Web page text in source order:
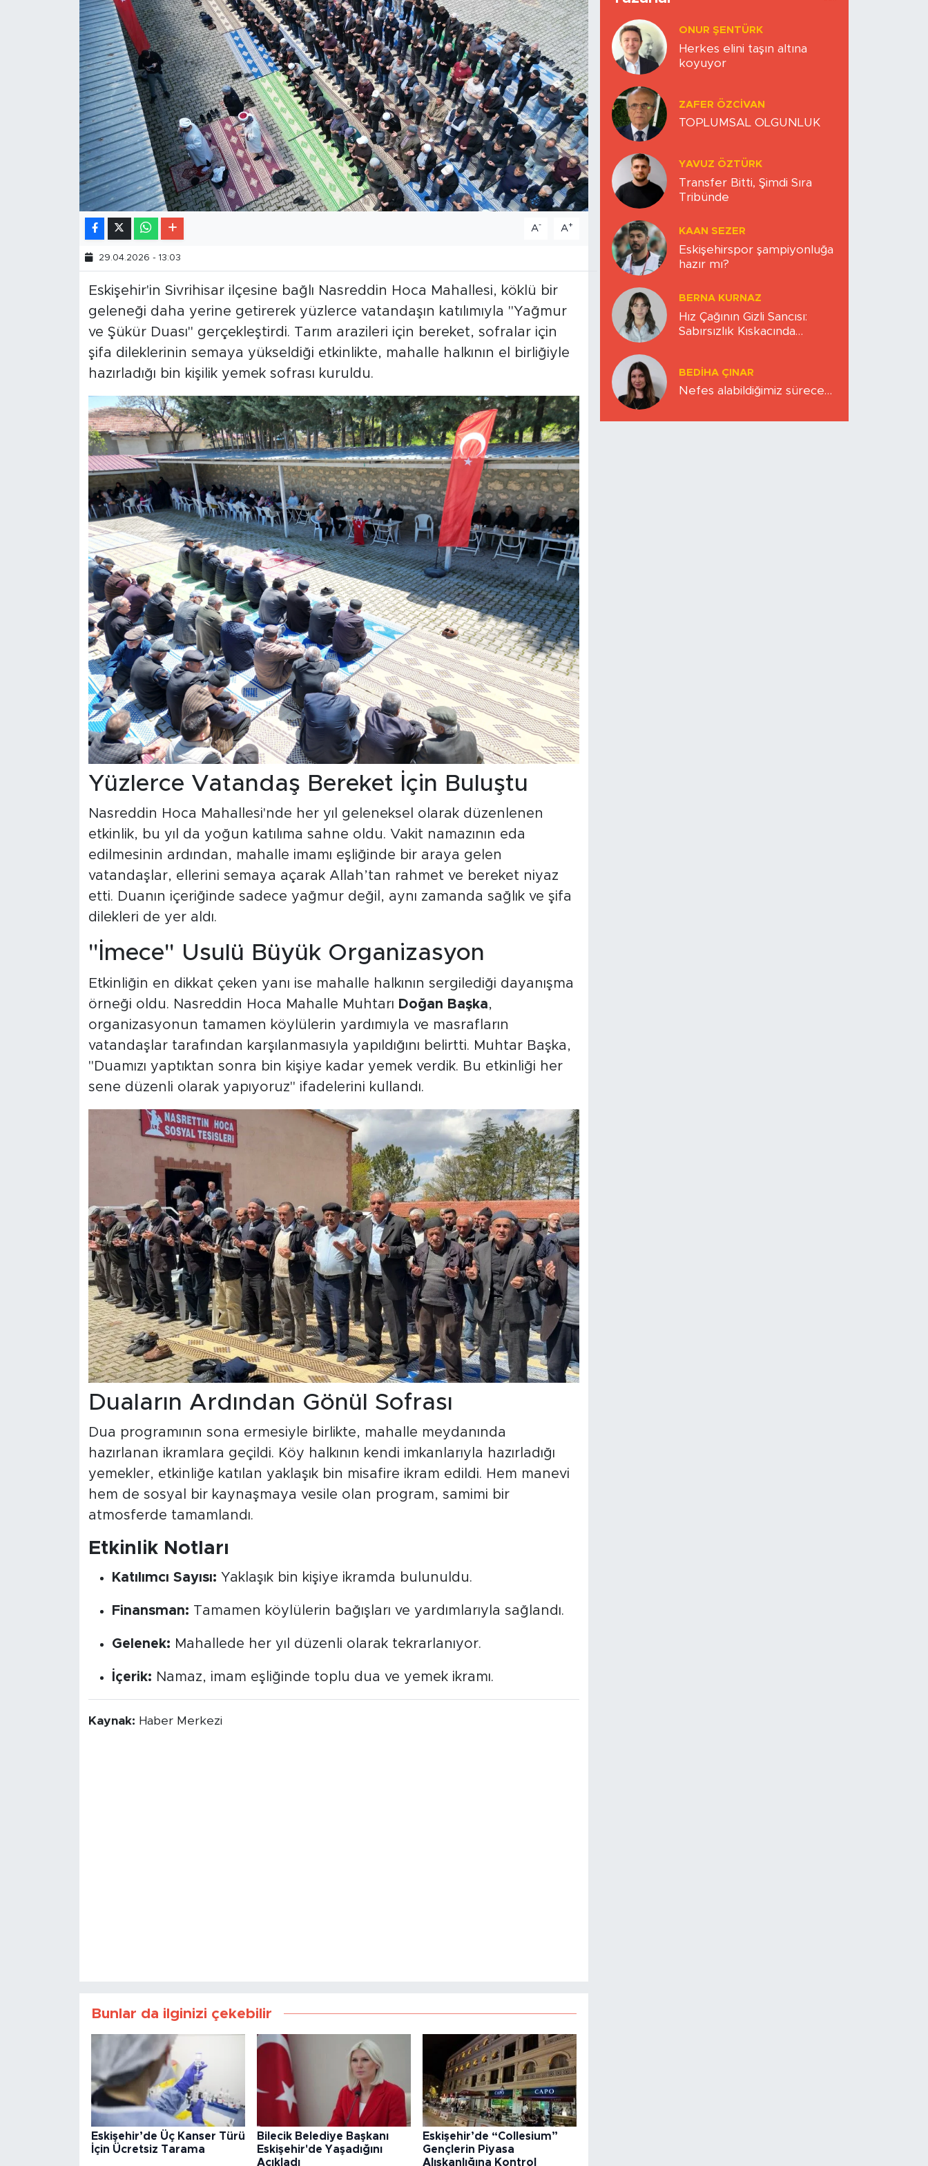
A- A+
29.04.2026 - 13:03
Eskişehir'in Sivrihisar ilçesine bağlı Nasreddin Hoca Mahallesi, köklü bir
geleneği daha yerine getirerek yüzlerce vatandaşın katılımıyla "Yağmur
ve Şükür Duası" gerçekleştirdi. Tarım arazileri için bereket, sofralar için
şifa dileklerinin semaya yükseldiği etkinlikte, mahalle halkının el birliğiyle
hazırladığı bin kişilik yemek sofrası kuruldu.
Yüzlerce Vatandaş Bereket İçin Buluştu
Nasreddin Hoca Mahallesi'nde her yıl geleneksel olarak düzenlenen
etkinlik, bu yıl da yoğun katılıma sahne oldu. Vakit namazının eda
edilmesinin ardından, mahalle imamı eşliğinde bir araya gelen
vatandaşlar, ellerini semaya açarak Allah’tan rahmet ve bereket niyaz
etti. Duanın içeriğinde sadece yağmur değil, aynı zamanda sağlık ve şifa
dilekleri de yer aldı.
"İmece" Usulü Büyük Organizasyon
Etkinliğin en dikkat çeken yanı ise mahalle halkının sergilediği dayanışma
örneği oldu. Nasreddin Hoca Mahalle Muhtarı Doğan Başka,
organizasyonun tamamen köylülerin yardımıyla ve masrafların
vatandaşlar tarafından karşılanmasıyla yapıldığını belirtti. Muhtar Başka,
"Duamızı yaptıktan sonra bin kişiye kadar yemek verdik. Bu etkinliği her
sene düzenli olarak yapıyoruz" ifadelerini kullandı.
Duaların Ardından Gönül Sofrası
Dua programının sona ermesiyle birlikte, mahalle meydanında
hazırlanan ikramlara geçildi. Köy halkının kendi imkanlarıyla hazırladığı
yemekler, etkinliğe katılan yaklaşık bin misafire ikram edildi. Hem manevi
hem de sosyal bir kaynaşmaya vesile olan program, samimi bir
atmosferde tamamlandı.
Etkinlik Notları
Katılımcı Sayısı: Yaklaşık bin kişiye ikramda bulunuldu.
Finansman: Tamamen köylülerin bağışları ve yardımlarıyla sağlandı.
Gelenek: Mahallede her yıl düzenli olarak tekrarlanıyor.
İçerik: Namaz, imam eşliğinde toplu dua ve yemek ikramı.
Kaynak: Haber Merkezi
Bunlar da ilginizi çekebilir
Eskişehir’de Üç Kanser Türü
İçin Ücretsiz Tarama
Bilecik Belediye Başkanı
Eskişehir'de Yaşadığını
Açıkladı
Eskişehir’de “Collesium”
Gençlerin Piyasa
Alışkanlığına Kontrol
ONUR ŞENTÜRK
Herkes elini taşın altına
koyuyor
ZAFER ÖZCIVAN
TOPLUMSAL OLGUNLUK
YAVUZ ÖZTÜRK
Transfer Bitti, Şimdi Sıra
Tribünde
KAAN SEZER
Eskişehirspor şampiyonluğa
hazır mı?
BERNA KURNAZ
Hız Çağının Gizli Sancısı:
Sabırsızlık Kıskacında
BEDIHA ÇINAR
Nefes alabildiğimiz sürece…